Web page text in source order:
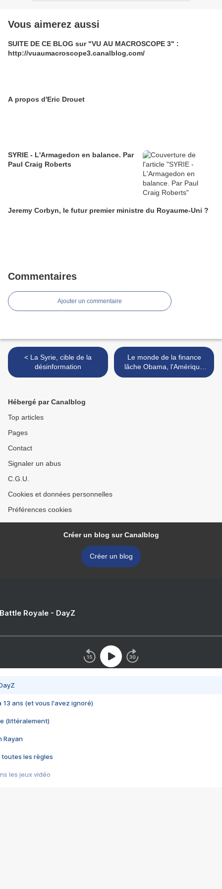
Vous aimerez aussi
SUITE DE CE BLOG sur "VU AU MACROSCOPE 3" :
http://vuaumacroscope3.canalblog.com/
A propos d'Eric Drouet
SYRIE - L'Armagedon en balance. Par
Paul Craig Roberts
Jeremy Corbyn, le futur premier ministre du Royaume-Uni ?
Commentaires
Ajouter un commentaire
< La Syrie, cible de la
désinformation
Le monde de la finance
lâche Obama, l'Amérique
tentée par le "Boss"
Hébergé par Canalblog
Top articles
Pages
Contact
Signaler un abus
C.G.U.
Cookies et données personnelles
Préférences cookies
Créer un blog sur Canalblog
Créer un blog
Royale - DayZ
13 ans (et vous l'avez ignoré)
(littéralement)
Rayan
toutes les règles
les jeux vidéo